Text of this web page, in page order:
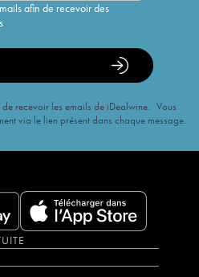
afin de recevoir des
recevoir les emails de iDealwine. Vous
via le lien présent dans chaque message.